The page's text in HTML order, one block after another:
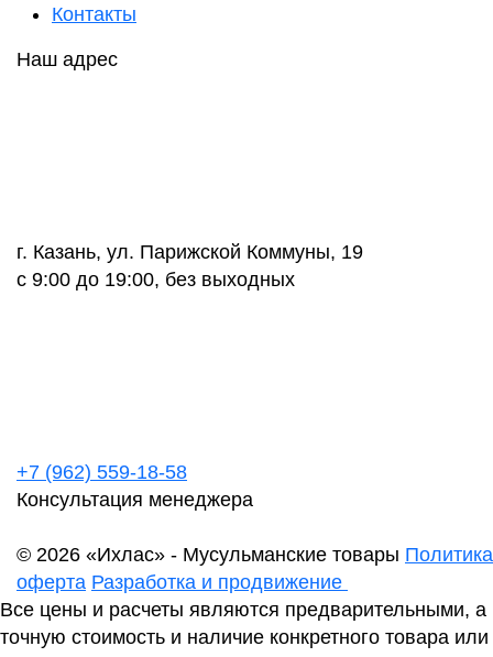
Контакты
Наш адрес
г. Казань, ул. Парижской Коммуны, 19
с 9:00 до 19:00, без выходных
+7 (962) 559-18-58
Консультация менеджера
© 2026 «Ихлас» - Мусульманские товары
оферта Разработка и продвижение
Все цены и расчеты являются предварительными, а
точную стоимость и наличие конкретного товара или